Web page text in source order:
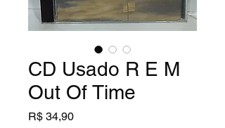
CD Usado R E M
Out Of Time
R$ 34,90Preço